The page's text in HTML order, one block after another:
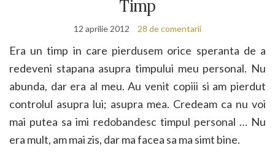
Timp
12 aprilie 2012 28 de comentarii
Era un timp in care pierdusem orice speranta de a
redeveni stapana asupra timpului meu personal. Nu
abunda, dar era al meu. Au venit copiii si am pierdut
controlul asupra lui; asupra mea. Credeam ca nu voi
mai putea sa imi redobandesc timpul personal … Nu
era mult, am mai zis, dar ma facea sa ma simt bine.